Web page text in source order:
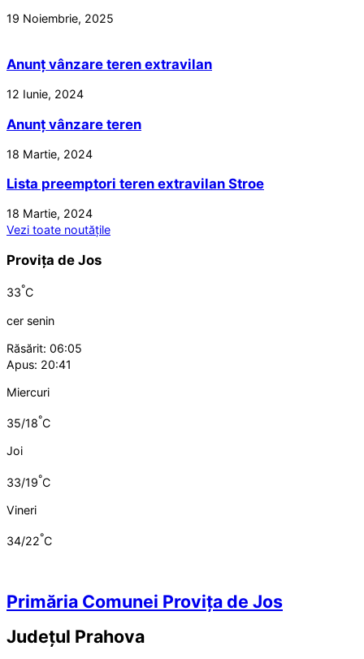
19 Noiembrie, 2025
Anunț vânzare teren extravilan
12 Iunie, 2024
Anunț vânzare teren
18 Martie, 2024
Lista preemptori teren extravilan Stroe
18 Martie, 2024
Vezi toate noutățile
Provița de Jos
33°C
cer senin
Răsărit: 06:05
Apus: 20:41
Miercuri
35/18°C
Joi
33/19°C
Vineri
34/22°C
Primăria Comunei Provița de Jos
Județul Prahova